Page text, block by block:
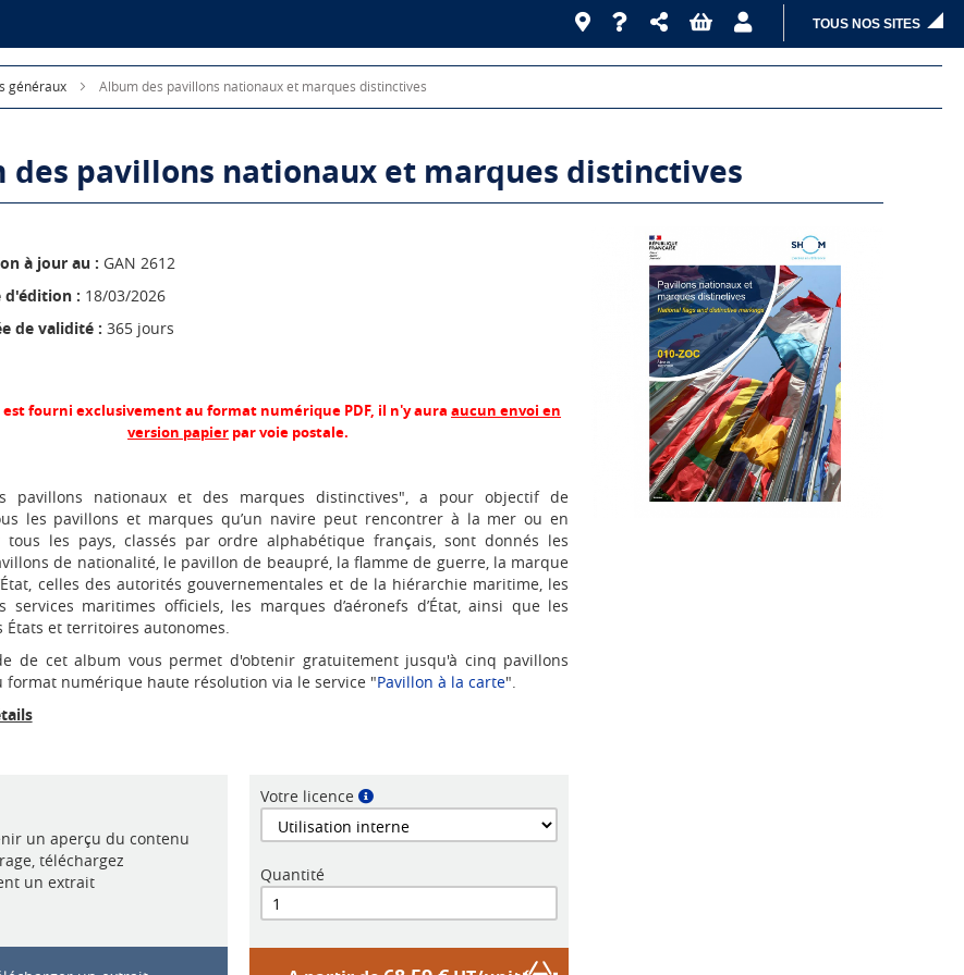
TOUS NOS SITES
généraux Album des pavillons nationaux et marques distinctives
des pavillons nationaux et marques distinctives
à jour au : GAN 2612
d'édition : 18/03/2026
de validité : 365 jours
est fourni exclusivement au format numérique PDF, il n'y auraaucun envoi en
version papier par voie postale.
pavillons nationaux et des marques distinctives", a pour objectif de
les pavillons et marques qu’un navire peut rencontrer à la mer ou en
tous les pays, classés par ordre alphabétique français, sont donnés les
de nationalité, le pavillon de beaupré, la flamme de guerre, la marque
celles des autorités gouvernementales et de la hiérarchie maritime, les
services maritimes officiels, les marques d’aéronefs d’État, ainsi que les
États et territoires autonomes.
de cet album vous permet d'obtenir gratuitement jusqu'à cinq pavillons
format numérique haute résolution via le service "Pavillon à la carte".
un aperçu du contenu
téléchargez
un extrait
Votre licence
Quantité